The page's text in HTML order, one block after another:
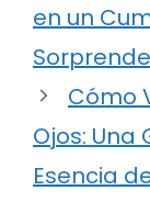
en un
Cómo
Ojos:
Esencia